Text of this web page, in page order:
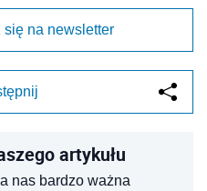
się na newsletter
artykułu
nas bardzo ważna